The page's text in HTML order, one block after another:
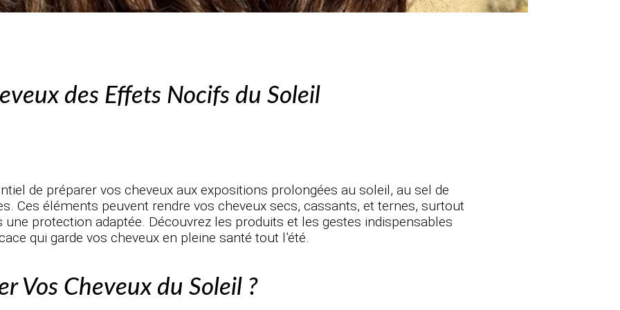
des Effets Nocifs du Soleil
de préparer vos cheveux aux expositions prolongées au soleil, au sel de
Ces éléments peuvent rendre vos cheveux secs, cassants, et ternes, surtout
protection adaptée. Découvrez les produits et les gestes indispensables
qui garde vos cheveux en pleine santé tout l’été.
Vos Cheveux du Soleil ?